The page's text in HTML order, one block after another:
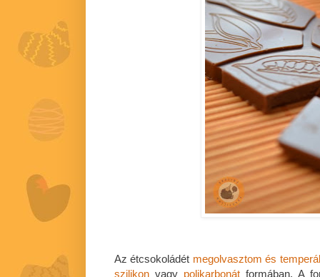
Az étcsokoládét megolvasztom és
szilikon vagy polikarbonátformában. A